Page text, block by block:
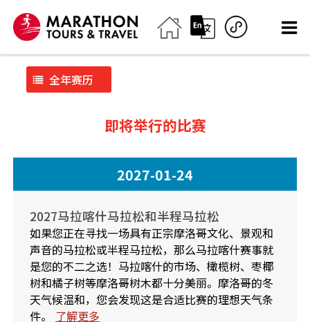
全年赛历
即将举行的比赛
2027-01-24
2027马拉喀什马拉松和半程马拉松
如果您正在寻找一场具有正宗摩洛哥文化、景观和
声音的马拉松或半程马拉松，那么马拉喀什赛事就
是您的不二之选！马拉喀什的市场、橄榄树、枣椰
树和橘子树等摩洛哥树木都十分美丽。摩洛哥的冬
天气候温和，您会发现这是合适比赛的理想天气条
件。
了解更多